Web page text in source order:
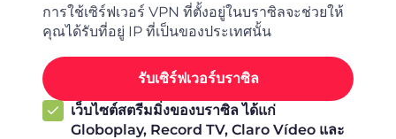
การใช้เซิร์ฟเวอร์ VPN ที่ตั้งอยู่ในบราซิลจะช่วยให้
คุณได้รับที่อยู่ IP ที่เป็นของประเทศนั้น
รับเซิร์ฟเวอร์บราซิล
เว็บไซต์สตรีมมิ่งของบราซิล ได้แก่
Globoplay, Record TV, Claro Vídeo และ